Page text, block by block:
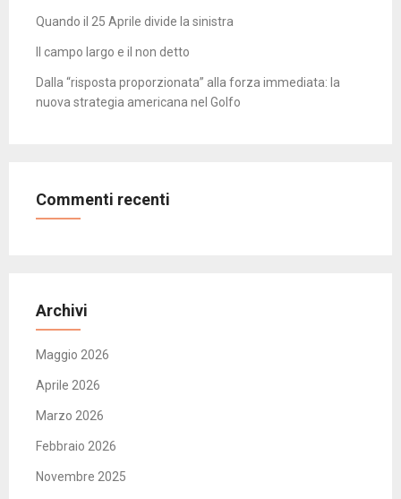
Quando il 25 Aprile divide la sinistra
Il campo largo e il non detto
Dalla “risposta proporzionata” alla forza immediata: la
nuova strategia americana nel Golfo
Commenti recenti
Archivi
Maggio 2026
Aprile 2026
Marzo 2026
Febbraio 2026
Novembre 2025